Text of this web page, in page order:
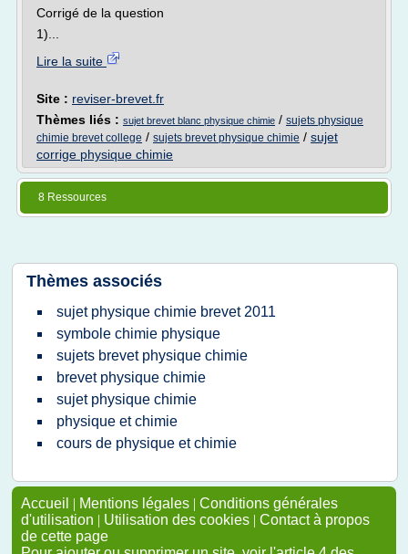
Corrigé de la question
1)...
Lire la suite
Site : reviser-brevet.fr
Thèmes liés : sujet brevet blanc physique chimie / sujets physique
chimie brevet college / sujets brevet physique chimie / sujet
corrige physique chimie
8 Ressources
Thèmes associés
sujet physique chimie brevet 2011
symbole chimie physique
sujets brevet physique chimie
brevet physique chimie
sujet physique chimie
physique et chimie
cours de physique et chimie
Accueil | Mentions légales | Conditions générales
d'utilisation | Utilisation des cookies | Contact à propos
de cette page